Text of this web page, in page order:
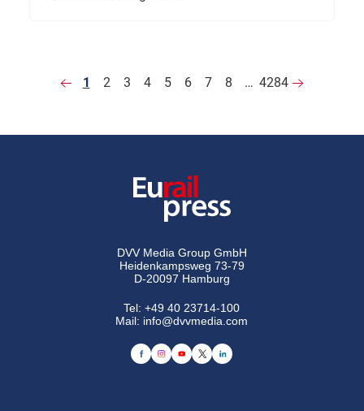
1 2 3 4 5 6 7 8 … 4284
DVV Media Group GmbH
Heidenkampsweg 73-79
D-20097 Hamburg
Tel:+49 40 23714-100
Mail: info@dvvmedia.com